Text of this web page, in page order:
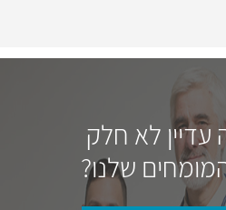
לא חלק
שלנו?